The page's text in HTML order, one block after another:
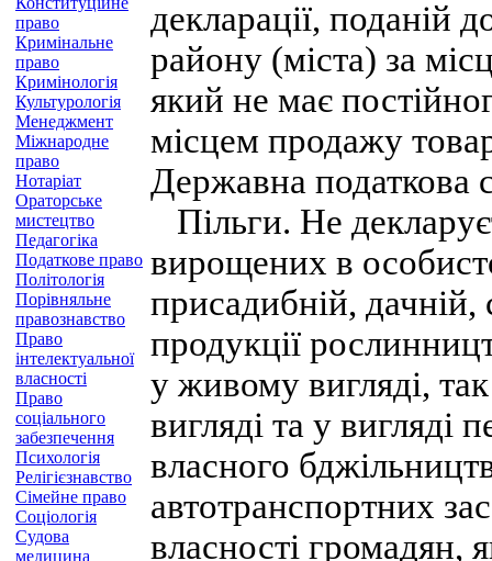
право
Кримінальне
право
Кримінологія
Культурологія
Менеджмент
Міжнародне
право
Нотаріат
Ораторське
мистецтво
Педагогіка
Податкове право
Політологія
Порівняльне
правознавство
Право
інтелектуальної
власності
Право
соціального
забезпечення
Психологія
Релігієзнавство
Сімейне право
Соціологія
Судова
медицина
декларації, поданій
району (міста) за
який не має
місцем продажу
Державна податкова
Пільги. Не
вирощених в
присадибній, дачній,
продукції
у живому вигляді,
вигляді та у вигляді
власного
автотранспортних
власності громадян,